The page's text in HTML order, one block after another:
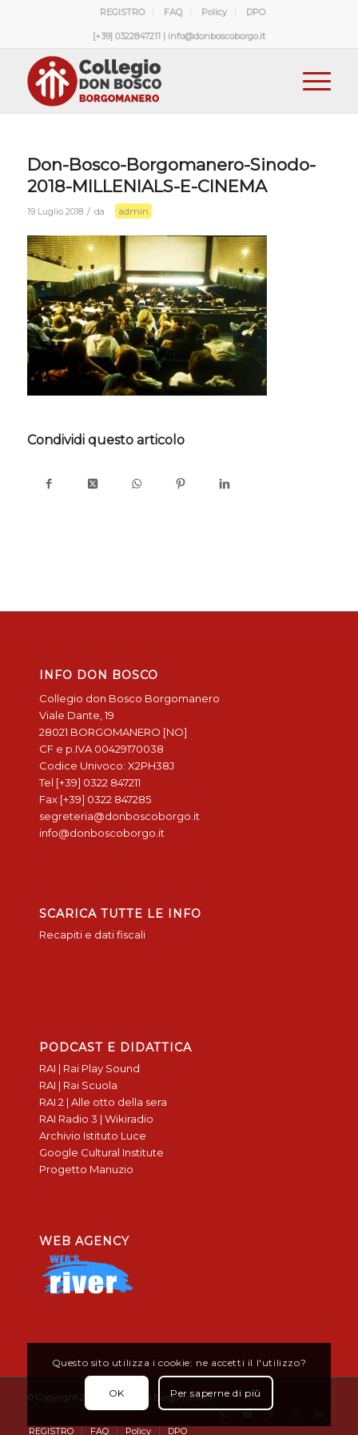
REGISTRO FAQ Policy DPO
[+39] 0322847211 | info@donboscoborgo.it
Don-Bosco-Borgomanero-Sinodo-
2018-MILLENIALS-E-CINEMA
19 Luglio 2018 / da admin
Condividi questo articolo
INFO DON BOSCO
Collegio don Bosco Borgomanero
Viale Dante, 19
28021 BORGOMANERO [NO]
CF e p.IVA 00429170038
Codice Univoco: X2PH38J
Tel [+39] 0322 847211
Fax [+39] 0322 847285
segreteria@donboscoborgo.it
info@donboscoborgo.it
SCARICA TUTTE LE INFO
Recapiti e dati fiscali
PODCAST E DIDATTICA
RAI | Rai Play Sound
RAI | Rai Scuola
RAI 2 | Alle otto della sera
RAI Radio 3 | Wikiradio
Archivio Istituto Luce
Google Cultural Institute
Progetto Manuzio
WEB AGENCY
© Copyright 2019 - Don Bosco Borgomanero
REGISTRO FAQ Policy DPO
Questo sito utilizza i cookie: ne accetti il l'utilizzo?
OK Per saperne di più